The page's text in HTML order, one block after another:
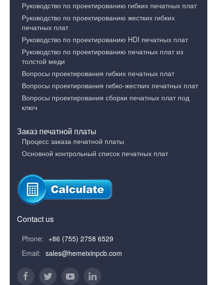
Руководство по проектированию гибких печатных плат
Руководство по проектированию жестких гибких
печатных плат
Руководство по проектированию HDI печатных плат
Руководство по проектированию печатных плат из
толстой меди
Вопросы проектирования гибких печатных плат
Вопросы проектирования гибко-жестких печатных плат
Вопросы проектирования сборки печатных плат под
ключ
Заказ печатной платы
Процесс заказа печатной платы
Основной контрольный список печатных плат
Contact us
Phone: +86 (755) 2758 6529
Email: sales@hemeixinpcb.com